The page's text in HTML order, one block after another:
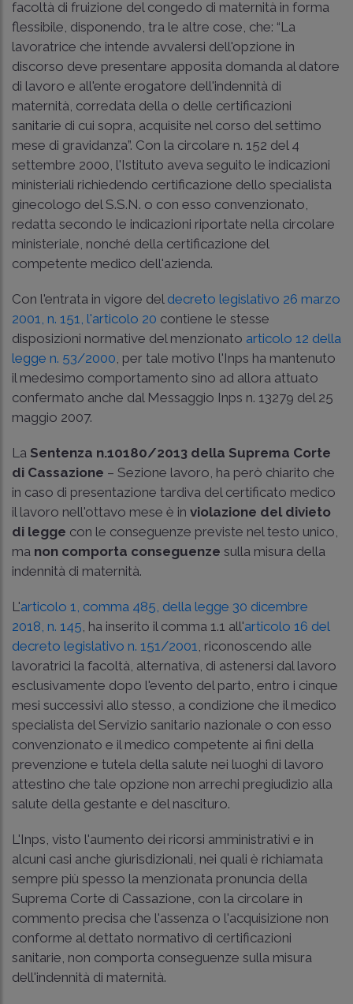
facoltà di fruizione del congedo di maternità in forma
flessibile, disponendo, tra le altre cose, che: “La
lavoratrice che intende avvalersi dell'opzione in
discorso deve presentare apposita domanda al datore
di lavoro e all'ente erogatore dell'indennità di
maternità, corredata della o delle certificazioni
sanitarie di cui sopra, acquisite nel corso del settimo
mese di gravidanza”. Con la circolare n. 152 del 4
settembre 2000, l'Istituto aveva seguito le indicazioni
ministeriali richiedendo certificazione dello specialista
ginecologo del S.S.N. o con esso convenzionato,
redatta secondo le indicazioni riportate nella circolare
ministeriale, nonché della certificazione del
competente medico dell'azienda.
Con l'entrata in vigore del decreto legislativo 26 marzo
2001, n. 151, l'articolo 20 contiene le stesse
disposizioni normative del menzionato articolo 12 della
legge n. 53/2000, per tale motivo l'Inps ha mantenuto
il medesimo comportamento sino ad allora attuato
confermato anche dal Messaggio Inps n. 13279 del 25
maggio 2007.
La Sentenza n.10180/2013 della Suprema Corte
di Cassazione – Sezione lavoro, ha però chiarito che
in caso di presentazione tardiva del certificato medico
il lavoro nell'ottavo mese è in violazione del divieto
di legge con le conseguenze previste nel testo unico,
ma non comporta conseguenze sulla misura della
indennità di maternità.
L'articolo 1, comma 485, della legge 30 dicembre
2018, n. 145, ha inserito il comma 1.1 all'articolo 16 del
decreto legislativo n. 151/2001, riconoscendo alle
lavoratrici la facoltà, alternativa, di astenersi dal lavoro
esclusivamente dopo l'evento del parto, entro i cinque
mesi successivi allo stesso, a condizione che il medico
specialista del Servizio sanitario nazionale o con esso
convenzionato e il medico competente ai fini della
prevenzione e tutela della salute nei luoghi di lavoro
attestino che tale opzione non arrechi pregiudizio alla
salute della gestante e del nascituro.
L'Inps, visto l'aumento dei ricorsi amministrativi e in
alcuni casi anche giurisdizionali, nei quali è richiamata
sempre più spesso la menzionata pronuncia della
Suprema Corte di Cassazione, con la circolare in
commento precisa che l'assenza o l'acquisizione non
conforme al dettato normativo di certificazioni
sanitarie, non comporta conseguenze sulla misura
dell'indennità di maternità.